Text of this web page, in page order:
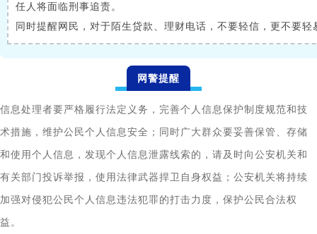
任人将面临刑事追责。
同时提醒网民，对于陌生贷款、理财电话，不要轻信，更不要
网警提醒
信息处理者要严格履行法定义务，完善个人信息保护制度规范和技
术措施，维护公民个人信息安全；同时广大群众要妥善保管、存储
和使用个人信息，发现个人信息泄露线索的，请及时向公安机关和
有关部门投诉举报，使用法律武器捍卫自身权益；公安机关将持续
加强对侵犯公民个人信息违法犯罪的打击力度，保护公民合法权
益。